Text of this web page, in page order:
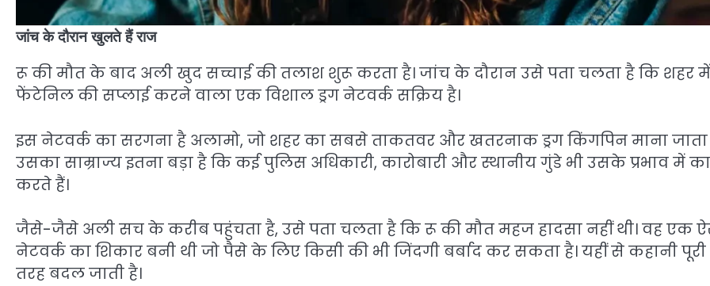
जांच के दौरान खुलते हैं राज
रू की मौत के बाद अली खुद सच्चाई की तलाश शुरू करता है। जांच के दौरान उसे पता चलता है कि शहर में
फेंटेनिल की सप्लाई करने वाला एक विशाल ड्रग नेटवर्क सक्रिय है।
इस नेटवर्क का सरगना है अलामो, जो शहर का सबसे ताकतवर और खतरनाक ड्रग किंगपिन माना जाता
उसका साम्राज्य इतना बड़ा है कि कई पुलिस अधिकारी, कारोबारी और स्थानीय गुंडे भी उसके प्रभाव में
करते हैं।
जैसे-जैसे अली सच के करीब पहुंचता है, उसे पता चलता है कि रू की मौत महज हादसा नहीं थी। वह एक
नेटवर्क का शिकार बनी थी जो पैसे के लिए किसी की भी जिंदगी बर्बाद कर सकता है। यहीं से कहानी पूरी
तरह बदल जाती है।